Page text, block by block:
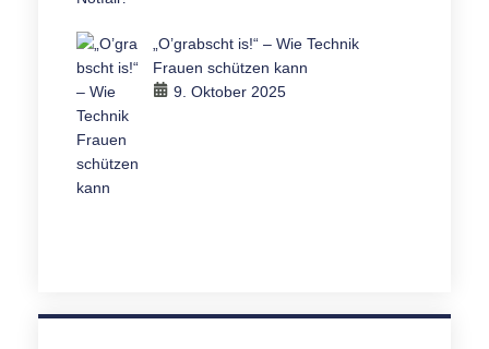
„O’grabscht is!“ – Wie Technik
Frauen schützen kann
9. Oktober 2025